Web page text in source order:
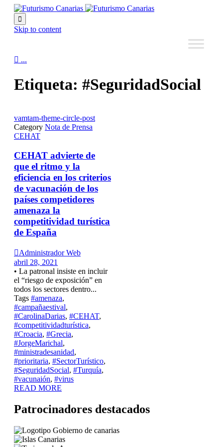

Skip to content
 ...
Etiqueta: #SeguridadSocial
vamtam-theme-circle-post
Category Nota de Prensa
CEHAT
CEHAT advierte de
que el ritmo y la
eficiencia en los criterios
de vacunación de los
países competidores
amenaza la
competitividad turística
de España
Administrador Web
abril 28, 2021
• La patronal insiste en incluir
el “riesgo de exposición” en
todos los sectores dentro...
Tags #amenaza,
#campañaestival,
#CarolinaDarias, #CEHAT,
#competitividadturística,
#Croacia, #Grecia,
#JorgeMarichal,
#ministradesanidad,
#prioritaria, #SectorTurístico,
#SeguridadSocial, #Turquía,
#vacunaión, #virus
READ MORE
Patrocinadores destacados